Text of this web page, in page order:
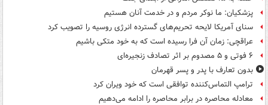
پزشکیان: ما نوکر مردم و در خدمت آنان هستیم
سنای آمریکا لایحه تحریم‌های گسترده انرژی روسیه را تصویب کرد
عراقچی: زمان آن فرا رسیده است که به خود متکی باشیم
۶ فوتی و ۵ مصدوم بر اثر تصادف زنجیره‌ای
بدون تعارف با پدر و پسر قهرمان
ترامپ التماس‌کننده توافقی است که خود ویران کرد
معادله محاصره در برابر محاصره را ادامه می‌دهیم